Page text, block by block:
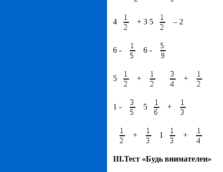
4 + 3 5 – 2
6 - 6 -
5 + +
1 - 5 +
+ 1 +
III.Тест «Будь внимателен»